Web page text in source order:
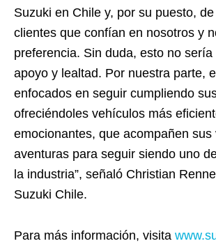
Suzuki en Chile y, por su puesto,
clientes que confían en nosotros y
preferencia. Sin duda, esto no
apoyo y lealtad. Por nuestra parte,
enfocados en seguir cumpliendo
ofreciéndoles vehículos más
emocionantes, que acompañen sus
aventuras para seguir siendo uno
la industria”, señaló Christian
Suzuki Chile.
Para más información, visita